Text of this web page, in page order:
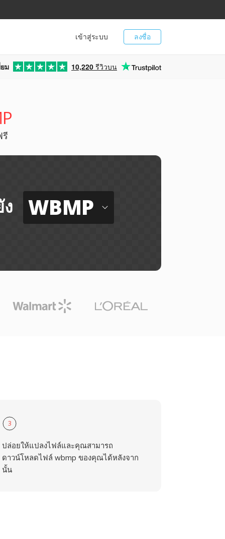
ลงชื่อ
เข้าสู่ระบบ
ม 10,220 รีวิวบน
รี
WBMP
3
ปล่อยให้แปลงไฟล์และคุณสามารถ
ดาวน์โหลดไฟล์ wbmp ของคุณได้หลังจาก
นั้น